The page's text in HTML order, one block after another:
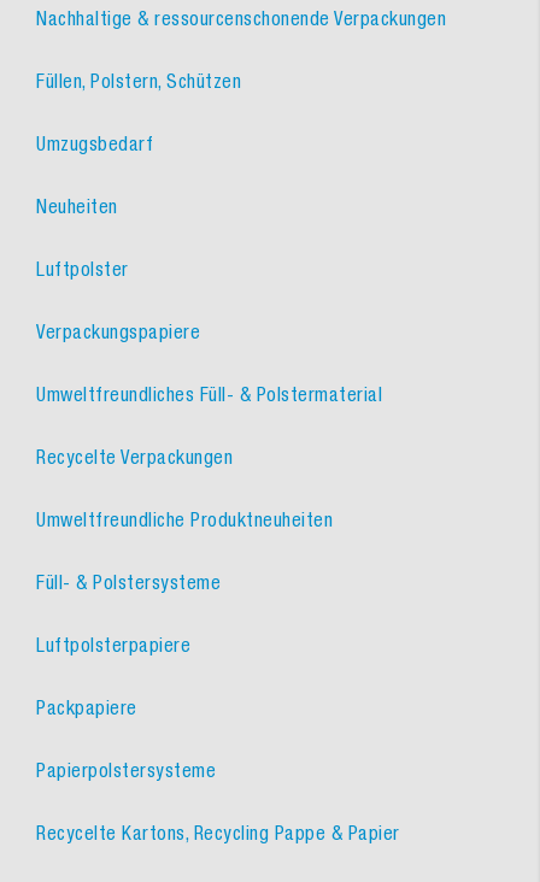
Nachhaltige & ressourcenschonende Verpackungen
Füllen, Polstern, Schützen
Umzugsbedarf
Neuheiten
Luftpolster
Verpackungspapiere
Umweltfreundliches Füll- & Polstermaterial
Recycelte Verpackungen
Umweltfreundliche Produktneuheiten
Füll- & Polstersysteme
Luftpolsterpapiere
Packpapiere
Papierpolstersysteme
Recycelte Kartons, Recycling Pappe & Papier